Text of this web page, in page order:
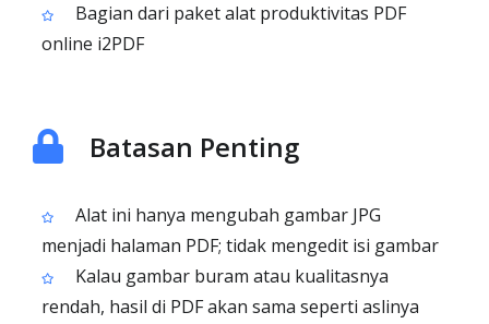
Bagian dari paket alat produktivitas PDF
online i2PDF
Batasan Penting
Alat ini hanya mengubah gambar JPG
menjadi halaman PDF; tidak mengedit isi gambar
Kalau gambar buram atau kualitasnya
rendah, hasil di PDF akan sama seperti aslinya